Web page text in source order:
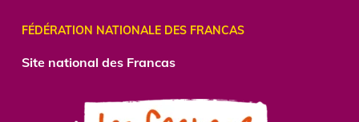
FÉDÉRATION NATIONALE DES FRANCAS
Site national des Francas